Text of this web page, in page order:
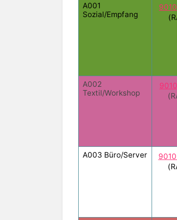
A001
Sozial/Empfang
A002
Textil/Workshop
A003 Büro/Server